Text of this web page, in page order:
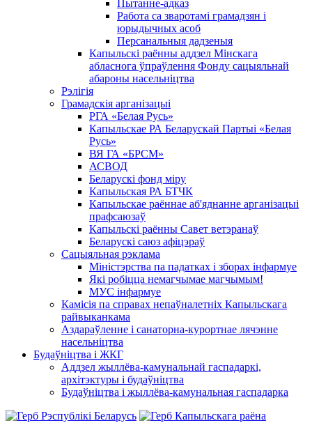
Пытанне-адказ
Работа са зваротамі грамадзян і
юрыдычных асоб
Персанальныя дадзеныя
Капыльскі раённы аддзел Мінскага
абласнога ўпраўлення Фонду сацыяльнай
абароны насельніцтва
Рэлігія
Грамадскія арганізацыі
РГА «Белая Русь»
Капыльскае РА Беларускай Партыі «Белая
Русь»
ВЯ ГА «БРСМ»
АСВОД
Беларускі фонд міру
Капыльская РА БТЧК
Капыльскае раённае аб'яднанне арганізацыі
прафсаюзаў
Капыльскі раённы Савет ветэранаў
Беларускі саюз афіцэраў
Сацыяльная рэклама
Міністэрства па падатках і зборах інфармуе
Які робіцца немагчымае магчымым!
МУС інфармуе
Камісія па справах непаўналетніх Капыльскага
райвыканкама
Аздараўленне і санаторна-курортнае лячэнне
насельніцтва
Будаўніцтва і ЖКГ
Аддзел жыллёва-камунальнай гаспадаркі,
архітэктуры і будаўніцтва
Будаўніцтва і жыллёва-камунальная гаспадарка